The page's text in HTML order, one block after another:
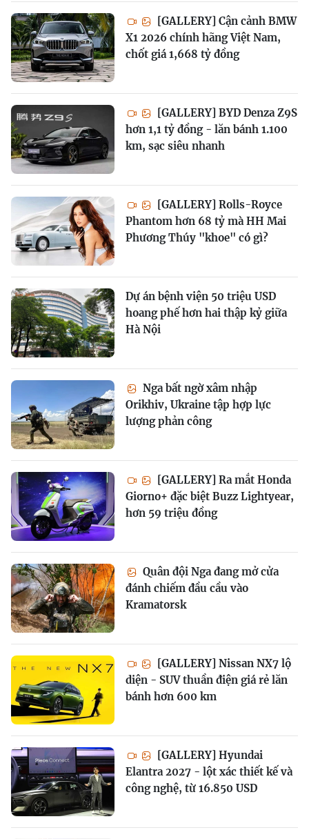
[GALLERY] Cận cảnh BMW
X1 2026 chính hãng Việt Nam,
chốt giá 1,668 tỷ đồng
[GALLERY] BYD Denza Z9S
hơn 1,1 tỷ đồng - lăn bánh 1.100
km, sạc siêu nhanh
[GALLERY] Rolls-Royce
Phantom hơn 68 tỷ mà HH Mai
Phương Thúy "khoe" có gì?
Dự án bệnh viện 50 triệu USD
hoang phế hơn hai thập kỷ giữa
Hà Nội
Nga bất ngờ xâm nhập
Orikhiv, Ukraine tập hợp lực
lượng phản công
[GALLERY] Ra mắt Honda
Giorno+ đặc biệt Buzz Lightyear,
hơn 59 triệu đồng
Quân đội Nga đang mở cửa
đánh chiếm đầu cầu vào
Kramatorsk
[GALLERY] Nissan NX7 lộ
diện - SUV thuần điện giá rẻ lăn
bánh hơn 600 km
[GALLERY] Hyundai
Elantra 2027 - lột xác thiết kế và
công nghệ, từ 16.850 USD